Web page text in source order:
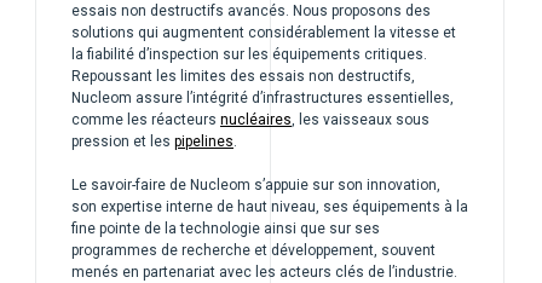
essais non destructifs avancés. Nous proposons des
solutions qui augmentent considérablement la vitesse et
la fiabilité d’inspection sur les équipements critiques.
Repoussant les limites des essais non destructifs,
Nucleom assure l’intégrité d’infrastructures essentielles,
comme les réacteurs nucléaires, les vaisseaux sous
pression et les pipelines.
Le savoir-faire de Nucleom s’appuie sur son innovation,
son expertise interne de haut niveau, ses équipements à la
fine pointe de la technologie ainsi que sur ses
programmes de recherche et développement, souvent
menés en partenariat avec les acteurs clés de l’industrie.